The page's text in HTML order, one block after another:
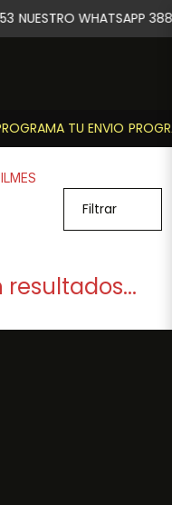
TU ENVIO
NUESTRO WHATSAPP
Filtrar